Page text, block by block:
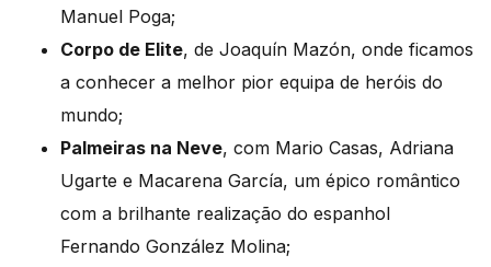
Manuel Poga;
Corpo de Elite, de Joaquín Mazón, onde ficamos
a conhecer a melhor pior equipa de heróis do
mundo;
Palmeiras na Neve, com Mario Casas, Adriana
Ugarte e Macarena García, um épico romântico
com a brilhante realização do espanhol
Fernando González Molina;